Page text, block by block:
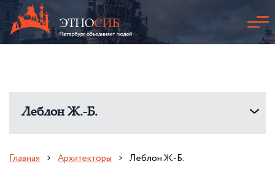
Леблон Ж.-Б.
Главная Архитекторы Леблон Ж.-Б.